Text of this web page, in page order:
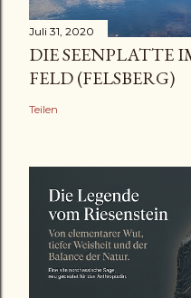
Juli 31, 2020
DIE SEENPLATTE
FELD (FELSBERG)
Teilen